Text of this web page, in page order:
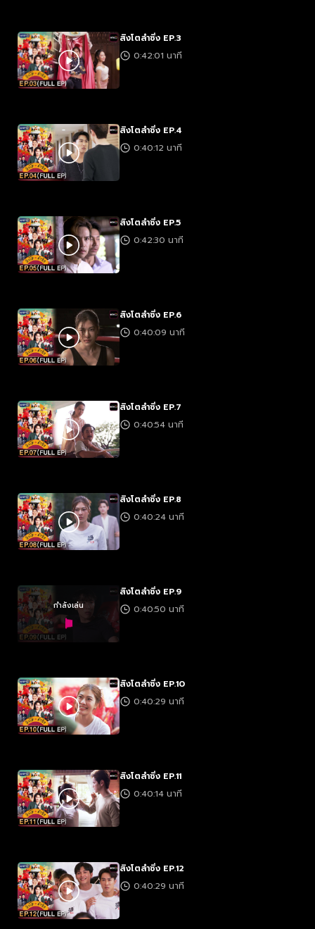
สิงโตลำซิ่ง EP.3
0:42:01 นาที
สิงโตลำซิ่ง EP.4
0:40:12 นาที
สิงโตลำซิ่ง EP.5
0:42:30 นาที
สิงโตลำซิ่ง EP.6
0:40:09 นาที
สิงโตลำซิ่ง EP.7
0:40:54 นาที
สิงโตลำซิ่ง EP.8
0:40:24 นาที
กำลังเล่น
สิงโตลำซิ่ง EP.9
0:40:50 นาที
สิงโตลำซิ่ง EP.10
0:40:29 นาที
สิงโตลำซิ่ง EP.11
0:40:14 นาที
สิงโตลำซิ่ง EP.12
0:40:29 นาที